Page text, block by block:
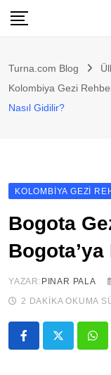
Skip
Turna.com Blog
Kolombiya Gezi
Nasıl Gidilir?
KOLOMBIYA GEZI
Bogota
YAZAR: PINAR PALA
2 DAKIKA OKUMA